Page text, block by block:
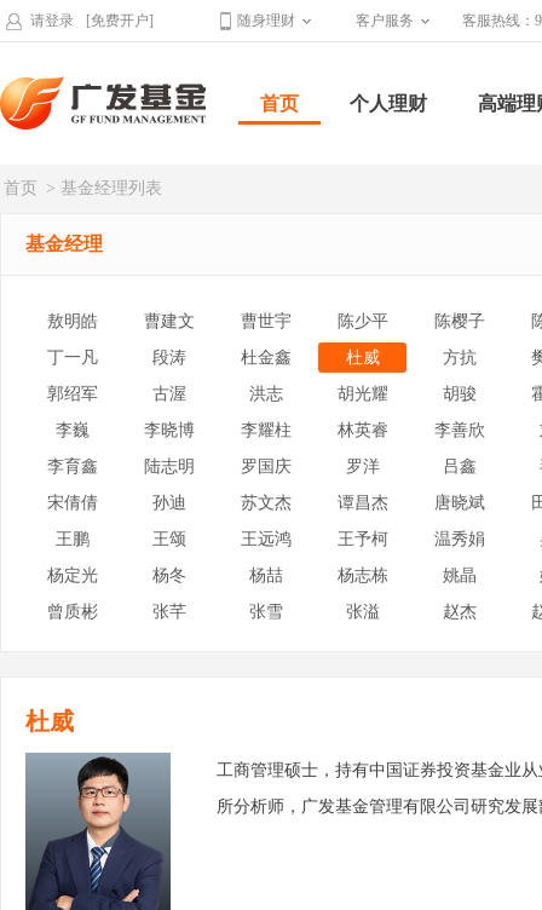
请登录 [免费开户] 随身理财 客户服务 客服热线：
首页 个人理财 高端理
首页 > 基金经理列表
基金经理
敖明皓 曹建文 曹世宇 陈少平 陈樱子
丁一凡
段涛 杜金鑫 杜威 方抗
郭绍军
古渥 洪志 胡光耀 胡骏
李巍
李晓博 李耀柱 林英睿 李善欣
李育鑫
陆志明 罗国庆 罗洋 吕鑫
宋倩倩
孙迪 苏文杰 谭昌杰 唐晓斌
王鹏
王颂 王远鸿 王予柯 温秀娟
杨定光
杨冬 杨喆 杨志栋 姚晶
曾质彬
张芊 张雪 张溢 赵杰
杜威
工商管理硕士，持有中国证券投资基金业
所分析师，广发基金管理有限公司研究发